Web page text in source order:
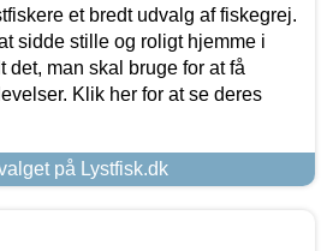
et bredt udvalg af fiskegrej.
sidde stille og roligt hjemme i
det, man skal bruge for at få
Klik her for at se deres
på Lystfisk.dk